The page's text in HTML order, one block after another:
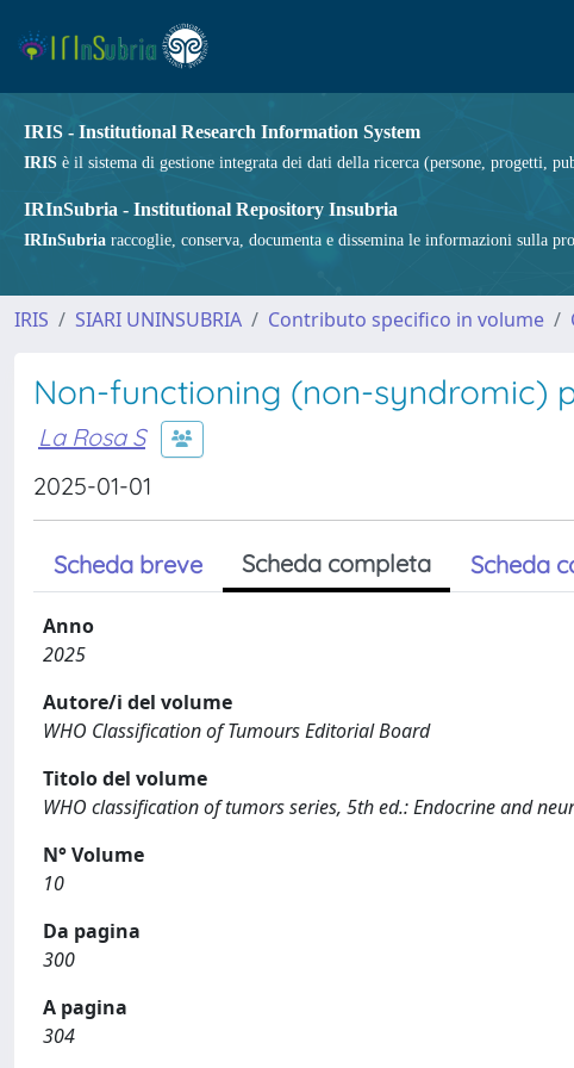
IRIS - Institutional Research Information System
IRIS è il sistema di gestione integrata dei dati della ricerca (persone, progetti,
IRInSubria - Institutional Repository Insubria
IRInSubria raccoglie, conserva, documenta e dissemina le informazioni sulla
IRIS SIARI UNINSUBRIA Contributo specifico in volume
Non-functioning (non-syndromic)
La Rosa S
2025-01-01
Scheda breve Scheda completa Scheda
Anno
2025
Autore/i del volume
WHO Classification of Tumours Editorial Board
Titolo del volume
WHO classification of tumors series, 5th ed.: Endocrine and
N° Volume
10
Da pagina
300
A pagina
304